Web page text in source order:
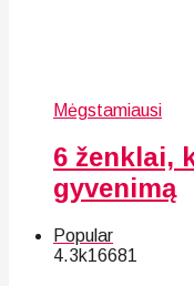
Mėgstamiausi
6 ženklai,
gyvenimą
Popular
4.3k16681